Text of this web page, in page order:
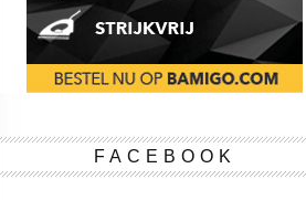
FACEBOOK